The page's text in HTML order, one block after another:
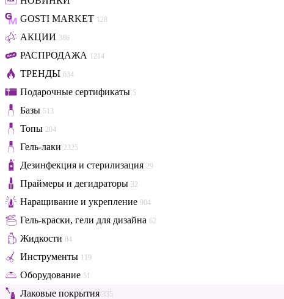
GOSTI MARKET 128
АКЦИИ 386
РАСПРОДАЖА 1214
ТРЕНДЫ 634
Подарочные сертификаты 5
Базы 513
Топы 204
Гель-лаки 2325
Дезинфекция и стерилизация 29
Праймеры и дегидраторы 32
Наращивание и укрепление 904
Гель-краски, гели для дизайна 62
Жидкости 84
Инструменты 119
Оборудование 51
Лаковые покрытия 335